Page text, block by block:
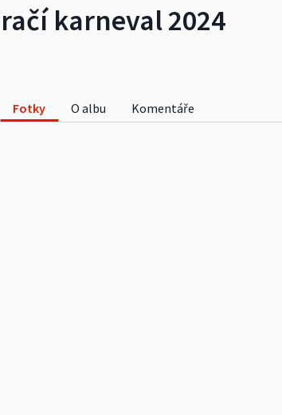
karneval 2024
Fotky O albu Komentáře